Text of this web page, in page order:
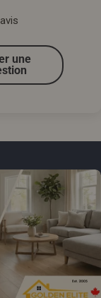
une